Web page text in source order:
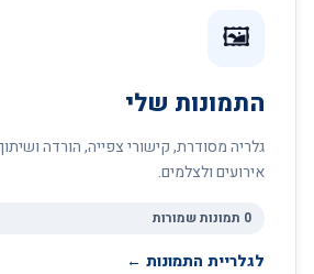
🖼
התמונות שלי
גלריה מסודרת, קישורי צפייה, הורדה
אירועים ולצלמים.
0 תמונות שמורות
לגלריית התמונות ←